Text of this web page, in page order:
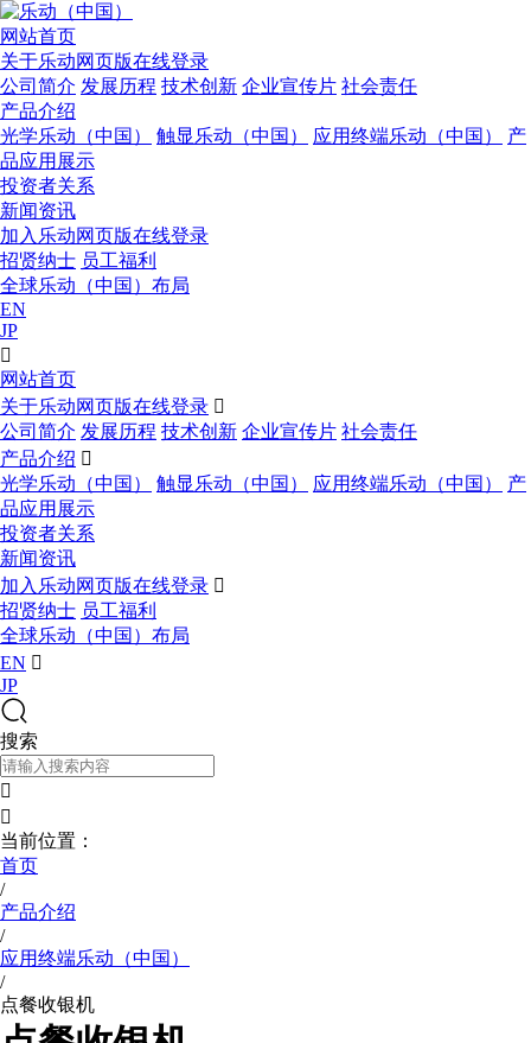
网站首页
关于乐动网页版在线登录
公司简介 发展历程 技术创新 企业宣传片 社会责任
产品介绍
光学乐动（中国）
触显乐动（中国） 应用终端乐动（中国）
产
品应用展示
投资者关系
新闻资讯
加入乐动网页版在线登录
招贤纳士 员工福利
全球乐动（中国）布局
EN
JP

网站首页
关于乐动网页版在线登录 
公司简介 发展历程 技术创新 企业宣传片 社会责任
产品介绍 
光学乐动（中国）
触显乐动（中国） 应用终端乐动（中国）
产
品应用展示
投资者关系
新闻资讯
加入乐动网页版在线登录 
招贤纳士 员工福利
全球乐动（中国）布局
EN 
JP
搜索


当前位置：
首页
/
产品介绍
/
应用终端乐动（中国）
/
点餐收银机